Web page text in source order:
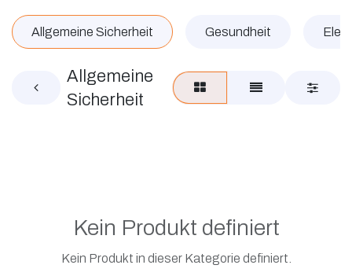
Allgemeine Sicherheit Gesundheit
Allgemeine
Sicherheit
Kein Produkt definiert
Kein Produkt in dieser Kategorie definiert.